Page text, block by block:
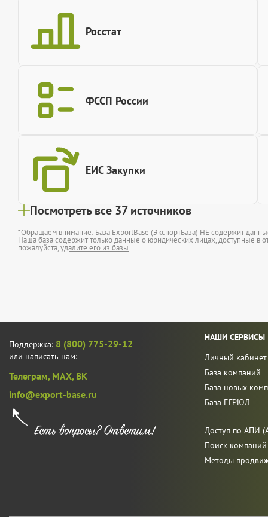
Росстат
ФССП России
ЕИС Закупки
Посмотреть все 37 источников
*Обращаем внимание: База ExportBase (ЭкспортБаза) НЕ содержит
Наша база содержит только данные о юридических лицах, доступные в
пожалуйста,удалите его из базы
Поддержка: 8 (800) 775-29-12
или написать нам:
Телеграм, MAX, ВК
info@export-base.ru
НАШИ СЕРВИСЫ
Личный кабинет
База компаний
База новых
База ЕГРЮЛ
Доступ по АПИ
Поиск
Методы